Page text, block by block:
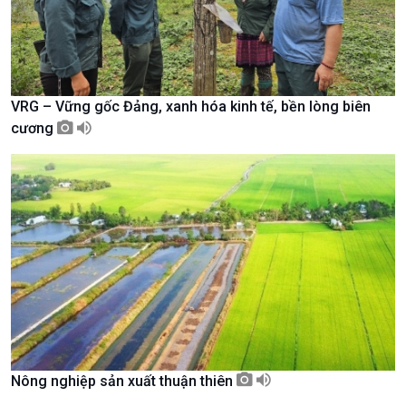
Chát với người nổi tiếng
Câu chuyện Thể thao
Video
Infographic
E-Magazine
Podcast
Góc nhìn VOV1
VRG – Vững gốc Đảng, xanh hóa kinh tế, bền lòng biên
cương
Nông nghiệp sản xuất thuận thiên